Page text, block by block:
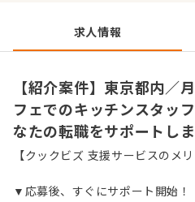
求人情報
【紹介案件】東京都内／
フェでのキッチンスタッ
なたの転職をサポートし
【クックビズ 支援サービスのメ
▼応募後、すぐにサポート開始！